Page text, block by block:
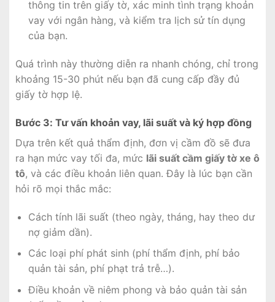
thông tin trên giấy tờ, xác minh tình trạng khoản
vay với ngân hàng, và kiểm tra lịch sử tín dụng
của bạn.
Quá trình này thường diễn ra nhanh chóng, chỉ trong
khoảng 15-30 phút nếu bạn đã cung cấp đầy đủ
giấy tờ hợp lệ.
Bước 3: Tư vấn khoản vay, lãi suất và ký hợp đồng
Dựa trên kết quả thẩm định, đơn vị cầm đồ sẽ đưa
ra hạn mức vay tối đa, mức lãi suất cầm giấy tờ xe ô
tô, và các điều khoản liên quan. Đây là lúc bạn cần
hỏi rõ mọi thắc mắc:
Cách tính lãi suất (theo ngày, tháng, hay theo dư
nợ giảm dần).
Các loại phí phát sinh (phí thẩm định, phí bảo
quản tài sản, phí phạt trả trễ…).
Điều khoản về niêm phong và bảo quản tài sản